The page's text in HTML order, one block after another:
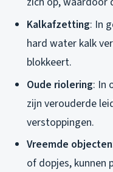
Kalkafzetting: In
hard water kalk
blokkeert.
Oude riolering: In
zijn verouderde
verstoppingen.
Vreemde objecten
of dopjes, kunnen